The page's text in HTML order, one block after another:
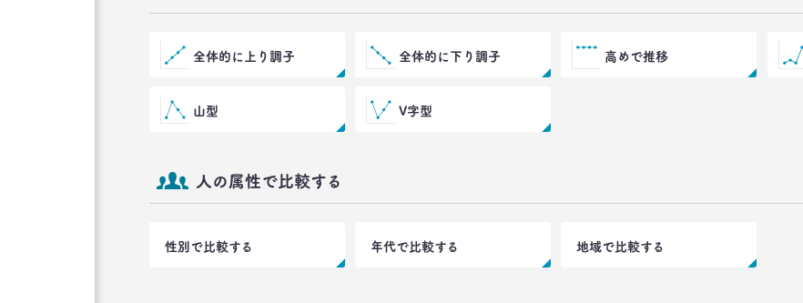
全体的に上り調子 全体的に下り調子 高めで推移
山型 V字型
人の属性で比較する
性別で比較する 年代で比較する 地域で比較する